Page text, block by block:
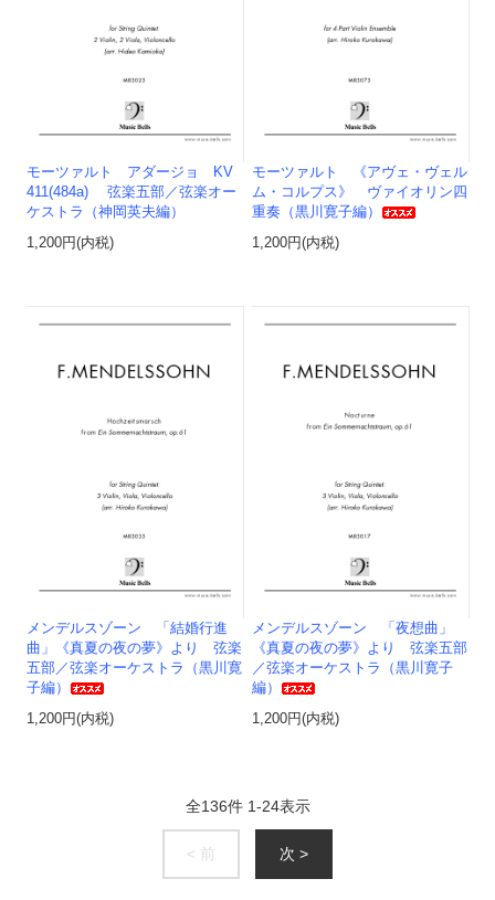
モーツァルト アダージョ KV
411(484a) 弦楽五部／弦楽オー
ケストラ（神岡英夫編）
1,200円(内税)
モーツァルト 《アヴェ・ヴェル
ム・コルプス》 ヴァイオリン四
重奏（黒川寛子編）
1,200円(内税)
メンデルスゾーン 「結婚行進
曲」《真夏の夜の夢》より 弦楽
五部／弦楽オーケストラ（黒川寛
子編）
1,200円(内税)
メンデルスゾーン 「夜想曲」
《真夏の夜の夢》より 弦楽五部
／弦楽オーケストラ（黒川寛子
編）
1,200円(内税)
全136件 1-24表示
< 前 次 >